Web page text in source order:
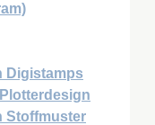
Digistamps
Stoffmuster